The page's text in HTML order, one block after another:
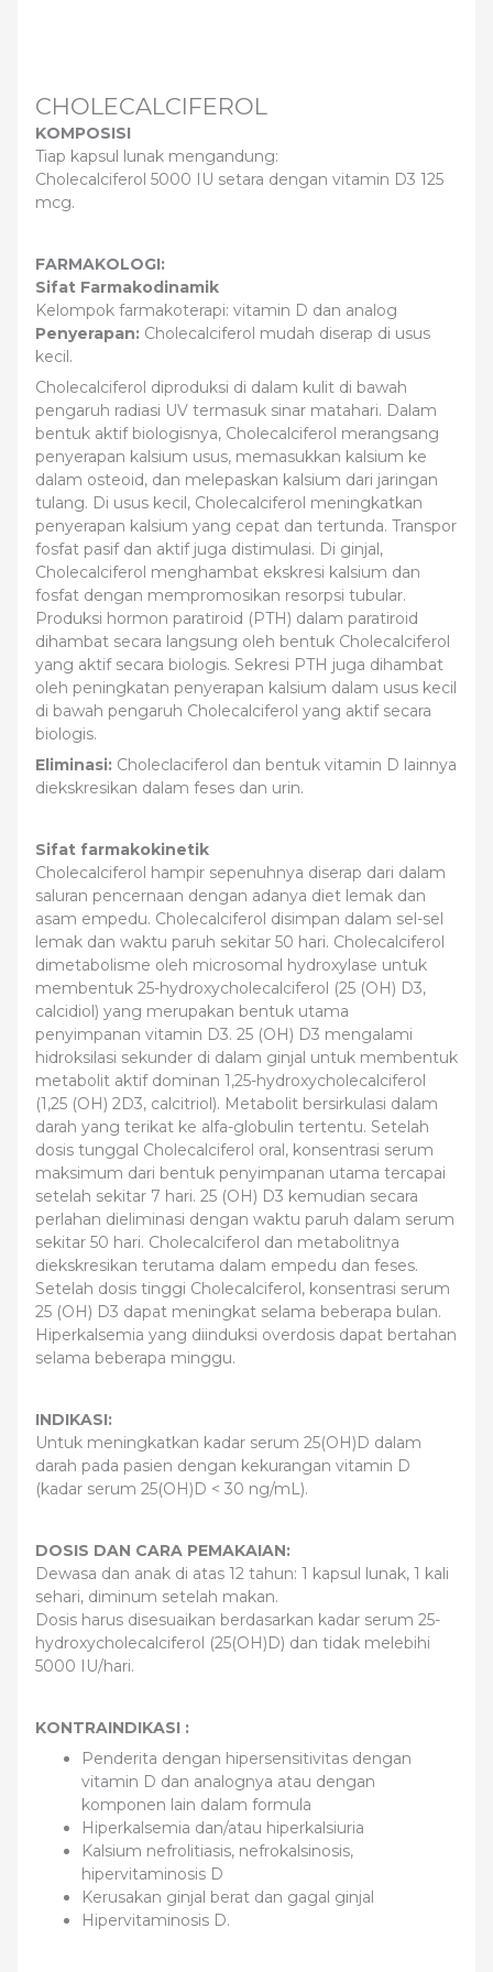
CHOLECALCIFEROL
KOMPOSISI
Tiap kapsul lunak mengandung:
Cholecalciferol 5000 IU setara dengan vitamin D3 125
mcg.
FARMAKOLOGI:
Sifat Farmakodinamik
Kelompok farmakoterapi: vitamin D dan analog
Penyerapan: Cholecalciferol mudah diserap di usus
kecil.
Cholecalciferol diproduksi di dalam kulit di bawah
pengaruh radiasi UV termasuk sinar matahari. Dalam
bentuk aktif biologisnya, Cholecalciferol merangsang
penyerapan kalsium usus, memasukkan kalsium ke
dalam osteoid, dan melepaskan kalsium dari jaringan
tulang. Di usus kecil, Cholecalciferol meningkatkan
penyerapan kalsium yang cepat dan tertunda. Transpor
fosfat pasif dan aktif juga distimulasi. Di ginjal,
Cholecalciferol menghambat ekskresi kalsium dan
fosfat dengan mempromosikan resorpsi tubular.
Produksi hormon paratiroid (PTH) dalam paratiroid
dihambat secara langsung oleh bentuk Cholecalciferol
yang aktif secara biologis. Sekresi PTH juga dihambat
oleh peningkatan penyerapan kalsium dalam usus kecil
di bawah pengaruh Cholecalciferol yang aktif secara
biologis.
Eliminasi: Choleclaciferol dan bentuk vitamin D lainnya
diekskresikan dalam feses dan urin.
Sifat farmakokinetik
Cholecalciferol hampir sepenuhnya diserap dari dalam
saluran pencernaan dengan adanya diet lemak dan
asam empedu. Cholecalciferol disimpan dalam sel-sel
lemak dan waktu paruh sekitar 50 hari. Cholecalciferol
dimetabolisme oleh microsomal hydroxylase untuk
membentuk 25-hydroxycholecalciferol (25 (OH) D3,
calcidiol) yang merupakan bentuk utama
penyimpanan vitamin D3. 25 (OH) D3 mengalami
hidroksilasi sekunder di dalam ginjal untuk membentuk
metabolit aktif dominan 1,25-hydroxycholecalciferol
(1,25 (OH) 2D3, calcitriol). Metabolit bersirkulasi dalam
darah yang terikat ke alfa-globulin tertentu. Setelah
dosis tunggal Cholecalciferol oral, konsentrasi serum
maksimum dari bentuk penyimpanan utama tercapai
setelah sekitar 7 hari. 25 (OH) D3 kemudian secara
perlahan dieliminasi dengan waktu paruh dalam serum
sekitar 50 hari. Cholecalciferol dan metabolitnya
diekskresikan terutama dalam empedu dan feses.
Setelah dosis tinggi Cholecalciferol, konsentrasi serum
25 (OH) D3 dapat meningkat selama beberapa bulan.
Hiperkalsemia yang diinduksi overdosis dapat bertahan
selama beberapa minggu.
INDIKASI:
Untuk meningkatkan kadar serum 25(OH)D dalam
darah pada pasien dengan kekurangan vitamin D
(kadar serum 25(OH)D < 30 ng/mL).
DOSIS DAN CARA PEMAKAIAN:
Dewasa dan anak di atas 12 tahun: 1 kapsul lunak, 1 kali
sehari, diminum setelah makan.
Dosis harus disesuaikan berdasarkan kadar serum 25-
hydroxycholecalciferol (25(OH)D) dan tidak melebihi
5000 IU/hari.
KONTRAINDIKASI :
Penderita dengan hipersensitivitas dengan
vitamin D dan analognya atau dengan
komponen lain dalam formula
Hiperkalsemia dan/atau hiperkalsiuria
Kalsium nefrolitiasis, nefrokalsinosis,
hipervitaminosis D
Kerusakan ginjal berat dan gagal ginjal
Hipervitaminosis D.